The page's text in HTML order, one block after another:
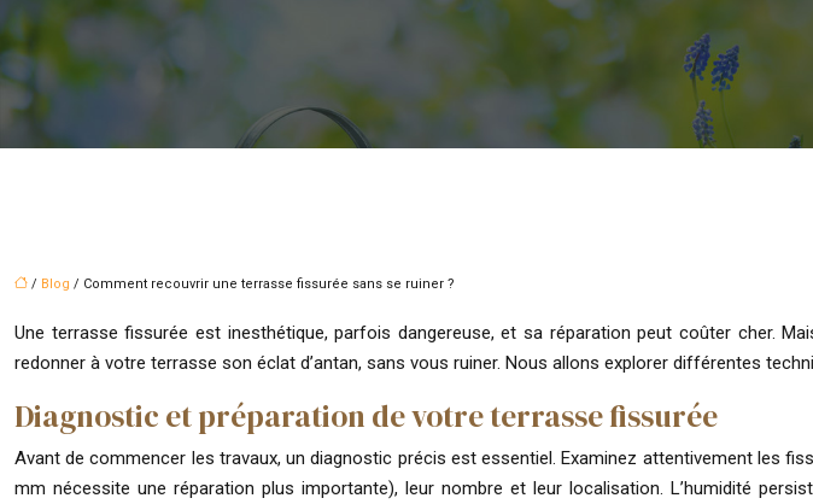
/ Blog / Comment recouvrir une terrasse fissurée sans se ruiner ?
Une terrasse fissurée est inesthétique, parfois dangereuse, et sa réparation peut coûter cher.
redonner à votre terrasse son éclat d’antan, sans vous ruiner. Nous allons explorer différentes
Diagnostic et préparation de votre terrasse fissurée
Avant de commencer les travaux, un diagnostic précis est essentiel. Examinez attentivement les
mm nécessite une réparation plus importante), leur nombre et leur localisation. L’humidité